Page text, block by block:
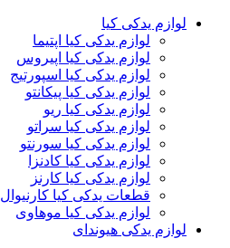
لوازم یدکی کیا
لوازم یدکی کیا اپتیما
لوازم یدکی کیا اپیروس
لوازم یدکی کیا اسپورتیج
لوازم یدکی کیا پیکانتو
لوازم یدکی کیا ریو
لوازم یدکی کیا سراتو
لوازم یدکی کیا سورنتو
لوازم یدکی کیا کادنزا
لوازم یدکی کیا کارنز
قطعات یدکی کیا کارنیوال
لوازم یدکی کیا موهاوی
لوازم یدکی هیوندای